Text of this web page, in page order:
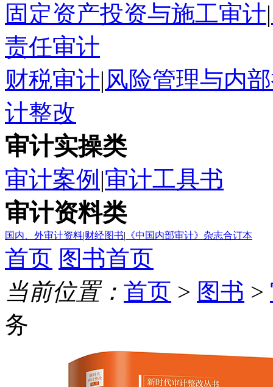
固定资产投资与施工审计|
责任审计
财税审计|风险管理与内
计整改
审计实操类
审计案例 |审计工具书
审计资料类
国内、外审计资料|财经图书| 《中国内部审计》杂志合订本
首页 图书首页
当前位置： 首页 > 图书 >
务